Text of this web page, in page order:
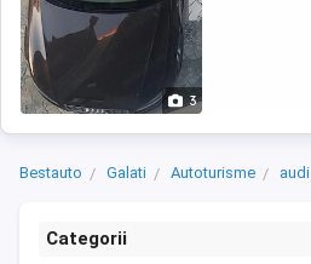
3
Bestauto Galati Autoturisme audi
Categorii